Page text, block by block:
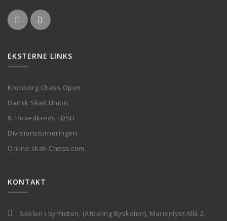
EKSTERNE LINKS
Kronborg Chess Open
Dansk Skak Union
8. Hovedkreds i DSU
Divisionsturneringen
Online skak Chess.com
KONTAKT
Skolen i bymidten, (Afdeling Byskolen), Marienlyst Allé 2,